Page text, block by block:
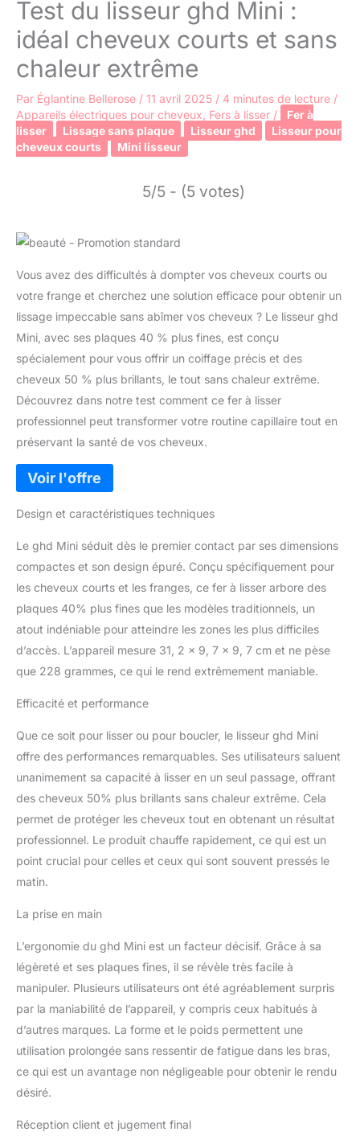
Test du lisseur ghd Mini :
idéal cheveux courts et sans
chaleur extrême
Par Églantine Bellerose / 11 avril 2025 / 4 minutes de lecture /
Appareils électriques pour cheveux Fers à lisser /
Fer à
lisser
Lissage sans plaque Lisseur ghd
Lisseur pour
cheveux courts
Mini lisseur
5/5 - (5 votes)
Vous avez des difficultés à dompter vos cheveux courts ou
votre frange et cherchez une solution efficace pour obtenir un
lissage impeccable sans abîmer vos cheveux ? Le lisseur ghd
Mini, avec ses plaques 40 % plus fines, est conçu
spécialement pour vous offrir un coiffage précis et des
cheveux 50 % plus brillants, le tout sans chaleur extrême.
Découvrez dans notre test comment ce fer à lisser
professionnel peut transformer votre routine capillaire tout en
préservant la santé de vos cheveux.
Design et caractéristiques techniques
Le ghd Mini séduit dès le premier contact par ses dimensions
compactes et son design épuré. Conçu spécifiquement pour
les cheveux courts et les franges, ce fer à lisser arbore des
plaques 40% plus fines que les modèles traditionnels, un
atout indéniable pour atteindre les zones les plus difficiles
d’accès. L’appareil mesure 31, 2 x 9, 7 x 9, 7 cm et ne pèse
que 228 grammes, ce qui le rend extrêmement maniable.
Efficacité et performance
Que ce soit pour lisser ou pour boucler, le lisseur ghd Mini
offre des performances remarquables. Ses utilisateurs saluent
unanimement sa capacité à lisser en un seul passage, offrant
des cheveux 50% plus brillants sans chaleur extrême. Cela
permet de protéger les cheveux tout en obtenant un résultat
professionnel. Le produit chauffe rapidement, ce qui est un
point crucial pour celles et ceux qui sont souvent pressés le
matin.
La prise en main
L’ergonomie du ghd Mini est un facteur décisif. Grâce à sa
légèreté et ses plaques fines, il se révèle très facile à
manipuler. Plusieurs utilisateurs ont été agréablement surpris
par la maniabilité de l’appareil, y compris ceux habitués à
d’autres marques. La forme et le poids permettent une
utilisation prolongée sans ressentir de fatigue dans les bras,
ce qui est un avantage non négligeable pour obtenir le rendu
désiré.
Réception client et jugement final